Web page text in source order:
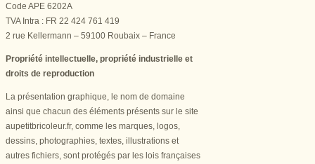
Code APE 6202A
TVA Intra : FR 22 424 761 419
2 rue Kellermann – 59100 Roubaix – France
Propriété intellectuelle, propriété industrielle et
droits de reproduction
La présentation graphique, le nom de domaine
ainsi que chacun des éléments présents sur le site
aupetitbricoleur.fr, comme les marques, logos,
dessins, photographies, textes, illustrations et
autres fichiers, sont protégés par les lois françaises